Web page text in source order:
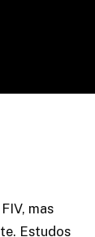
mas
Estudos